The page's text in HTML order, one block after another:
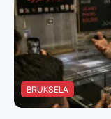
BRUKSELA